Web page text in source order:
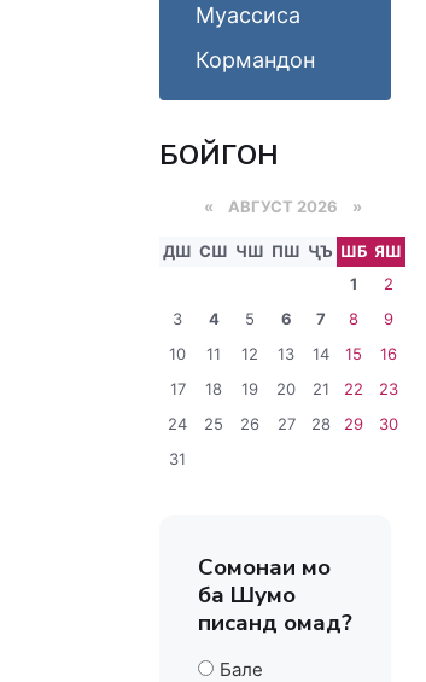
Муассиса
Кормандон
БОЙГОНӢ
« АВГУСТ 2026 »
ДШ СШ ЧШ ПШ ҶЪ ШБ ЯШ
1
2
3
4 5 6 7 8
9
10
11 12 13 14 15
16
17
18 19 20 21 22
23
24
25 26 27 28 29
30
31
Сомонаи мо
ба Шумо
писанд омад?
Бале